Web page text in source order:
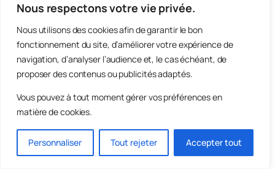
Nous respectons votre vie privée.
Nous utilisons des cookies afin de garantir le bon
fonctionnement du site, d’améliorer votre expérience de
navigation, d’analyser l’audience et, le cas échéant, de
proposer des contenus ou publicités adaptés.
Vous pouvez à tout moment gérer vos préférences en
matière de cookies.
Personnaliser Tout rejeter Accepter tout
Divorcer à l’amiable quand on a une
maison à Nice
Guide local sur le divorce amiable avec
maison à Nice
maison à Nantes
Guide local sur le divorce amiable avec